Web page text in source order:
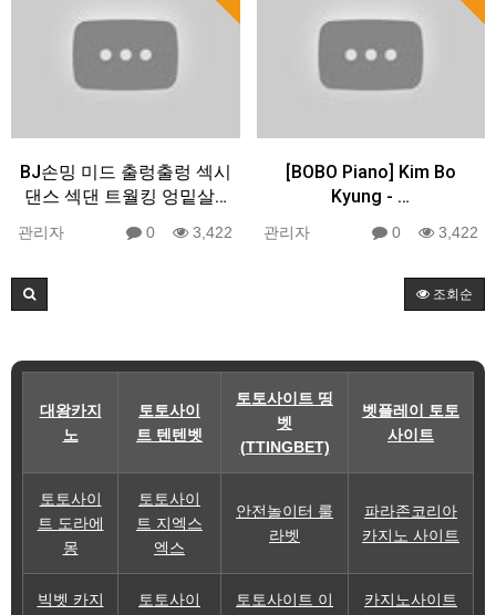
BJ손밍 미드 출렁출렁 섹시
댄스 섹댄 트월킹 엉밑살…
관리자 0 3,422
[BOBO Piano] Kim Bo
Kyung - …
관리자 0 3,422
조회순
대왕카지
노
토토사이
트 텐텐벳
토토사이트 띵
벳
(TTINGBET)
벳플레이 토토
사이트
토토사이
트 도라에
몽
토토사이
트 지엑스
엑스
안전놀이터 룰
라벳
파라존코리아
카지노 사이트
빅벳 카지
토토사이
토토사이트 이
카지노사이트